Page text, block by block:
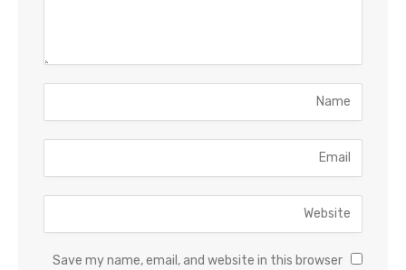
Save my name, email, and website in this browser